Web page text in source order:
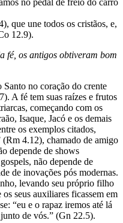
no pedal de freio do carro
que une todos os cristãos, e,
12.9).
fé, os antigos obtiveram bom
no coração do crente
A fé tem suas raízes e frutos
começando com os
Isaque, Jacó e os demais
os exemplos citados,
(Rm 4.12), chamado de amigo
depende de shows
não depende de
de inovações pós modernas.
levando seu próprio filho
seus auxiliares ficassem em
“eu e o rapaz iremos até lá
de vós.” (Gn 22.5).